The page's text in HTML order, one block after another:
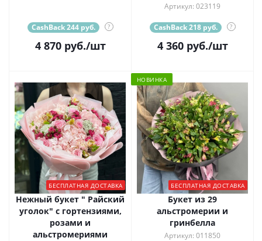
CashBack 244 руб. ?
4 870руб./шт
Артикул: 023119
CashBack 218 руб. ?
4 360руб./шт
БЕСПЛАТНАЯ ДОСТАВКА
Нежный букет " Райский
уголок" с гортензиями,
розами и
альстромериями
НОВИНКА
БЕСПЛАТНАЯ ДОСТАВКА
Букет из 29
альстромерии и
гринбелла
Артикул: 011850